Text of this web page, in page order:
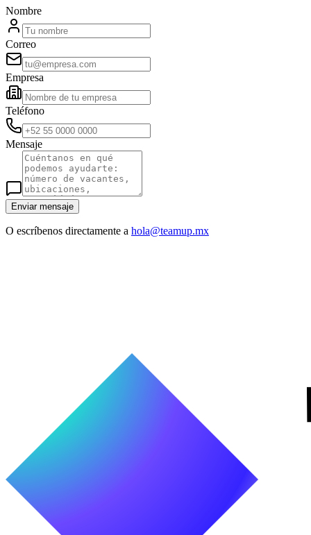
Nombre
Correo
Empresa
Teléfono
Mensaje
Enviar mensaje
O escríbenos directamente a hola@teamup.mx